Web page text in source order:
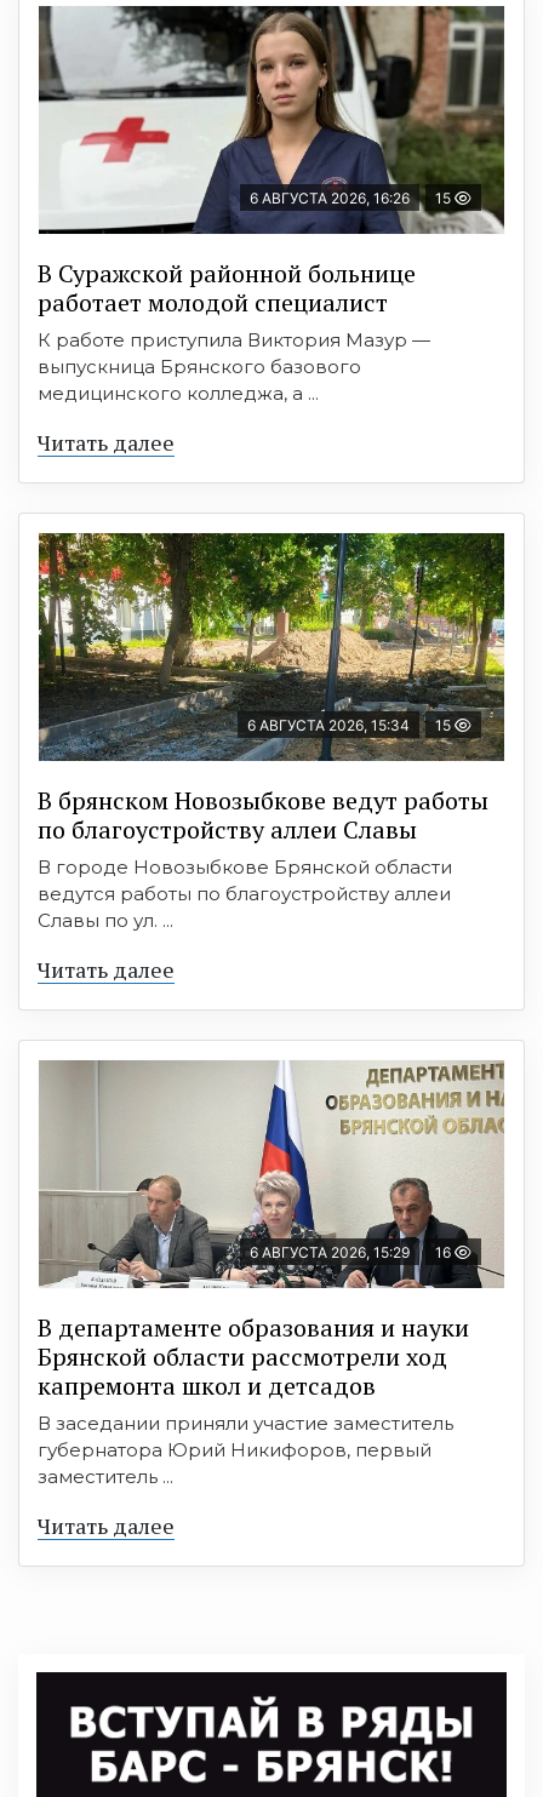
6 АВГУСТА 2026, 16:26 15
В Суражской районной больнице
работает молодой специалист
К работе приступила Виктория Мазур —
выпускница Брянского базового
медицинского колледжа, а ...
Читать далее
6 АВГУСТА 2026, 15:34 15
В брянском Новозыбкове ведут работы
по благоустройству аллеи Славы
В городе Новозыбкове Брянской области
ведутся работы по благоустройству аллеи
Славы по ул. ...
Читать далее
6 АВГУСТА 2026, 15:29 16
В департаменте образования и науки
Брянской области рассмотрели ход
капремонта школ и детсадов
В заседании приняли участие заместитель
губернатора Юрий Никифоров, первый
заместитель ...
Читать далее